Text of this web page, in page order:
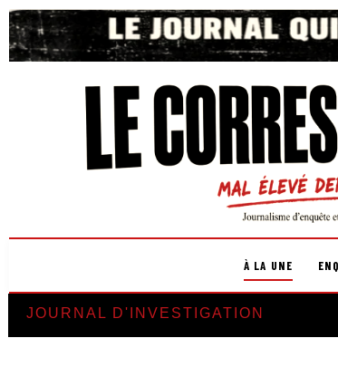
À LA UNE
JOURNAL D'INVESTIGATION